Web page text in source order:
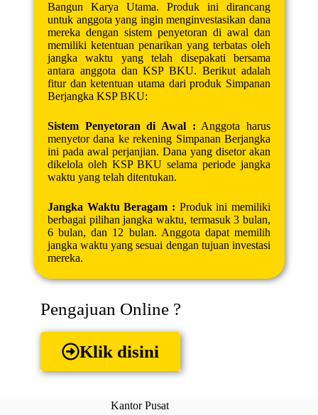
Bangun Karya Utama. Produk ini dirancang
untuk anggota yang ingin menginvestasikan dana
mereka dengan sistem penyetoran di awal dan
memiliki ketentuan penarikan yang terbatas oleh
jangka waktu yang telah disepakati bersama
antara anggota dan KSP BKU. Berikut adalah
fitur dan ketentuan utama dari produk Simpanan
Berjangka KSP BKU:
Sistem Penyetoran di Awal : Anggota harus
menyetor dana ke rekening Simpanan Berjangka
ini pada awal perjanjian. Dana yang disetor akan
dikelola oleh KSP BKU selama periode jangka
waktu yang telah ditentukan.
Jangka Waktu Beragam : Produk ini memiliki
berbagai pilihan jangka waktu, termasuk 3 bulan,
6 bulan, dan 12 bulan. Anggota dapat memilih
jangka waktu yang sesuai dengan tujuan investasi
mereka.
Pengajuan Online ?
Klik disini
Kantor Pusat